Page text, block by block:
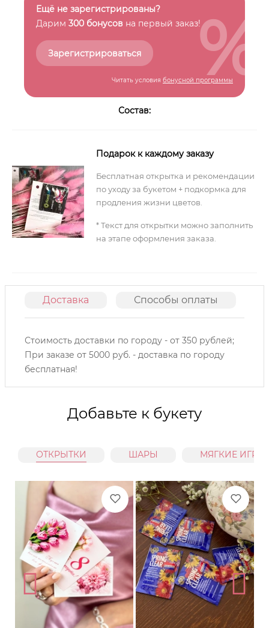
Ещё не зарегистрированы?
Дарим 300 бонусов на первый заказ!
Зарегистрироваться
Читать условия бонусной программы
%
Состав:
Подарок к каждому заказу
Бесплатная открытка и рекомендации
по уходу за букетом + подкормка для
продления жизни цветов.
* Текст для открытки можно заполнить
на этапе оформления заказа.
Доставка Способы оплаты
Стоимость доставки по городу - от 350 рублей;
При заказе от 5000 руб. - доставка по городу
бесплатная!
Добавьте к букету
ОТКРЫТКИ ШАРЫ МЯГКИЕ